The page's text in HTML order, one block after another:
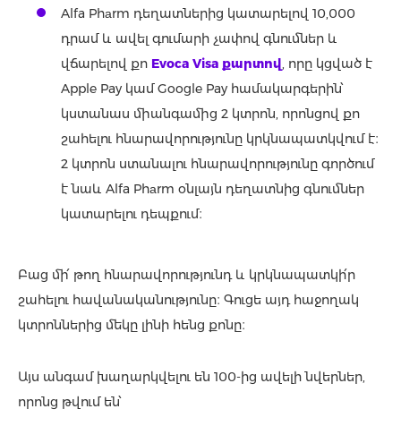
Alfa Phаrm դեղատներից կատարելով 10,000
դրամ և ավել գումարի չափով գնումներ և
վճարելով քո Evoca Visa քարտով, որը կցված է
Apple Pay կամ Google Pay համակարգերին՝
կստանաս միանգամից 2 կտրոն, որոնցով քո
շահելու հնարավորությունը կրկնապատկվում է։
2 կտրոն ստանալու հնարավորությունը գործում
է նաև Alfa Phаrm օնլայն դեղատնից գնումներ
կատարելու դեպքում։
Բաց մի՛ թող հնարավորությունդ և կրկնապատկի՛ր
շահելու հավանականությունը։ Գուցե այդ հաջողակ
կտրոններից մեկը լինի հենց քոնը։
Այս անգամ խաղարկվելու են 100-ից ավելի նվերներ,
որոնց թվում են՝